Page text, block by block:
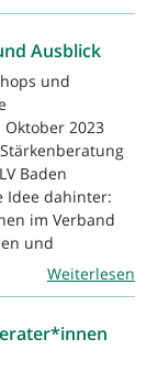
Ausblick
und
2023
Baden
Idee dahinter:
im Verband
und
Weiterlesen